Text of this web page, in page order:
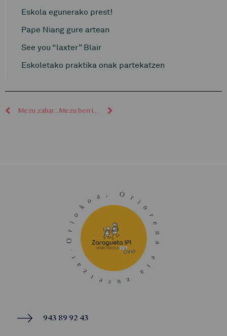
Eskola egunerako prest!
Pape Niang gure artean
See you “laxter” Blair
Eskoletako praktika onak partekatzen
Mezu zaharragoak Mezu berriagoak
943 89 92 43